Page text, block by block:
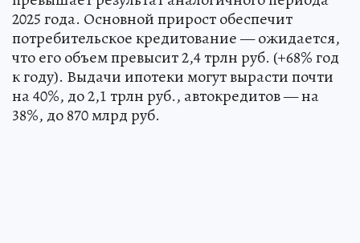
2025 года. Основной прирост обеспечит
потребительское кредитование — ожидается,
что его объем превысит 2,4 трлн руб. (+68% год
к году). Выдачи ипотеки могут вырасти почти
на 40%, до 2,1 трлн руб., автокредитов — на
38%, до 870 млрд руб.